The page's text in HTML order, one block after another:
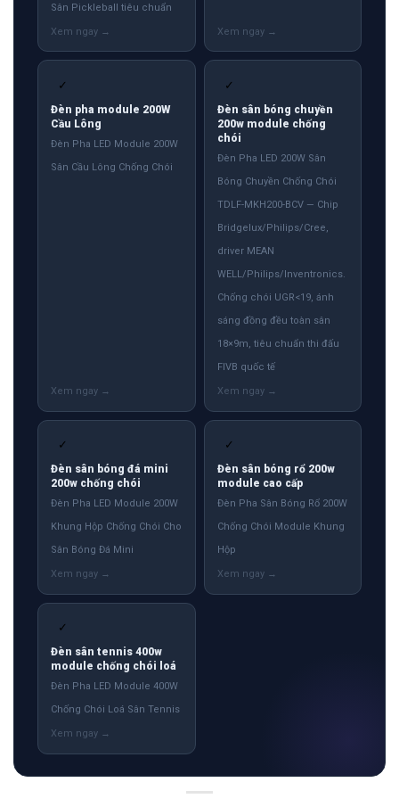
Sân Pickleball tiêu chuẩn
✓
Đèn pha module 200W
Cầu Lông
Đèn Pha LED Module 200W
Sân Cầu Lông Chống Chói
✓
Đèn sân bóng chuyền
200w module chống
chói
Đèn Pha LED 200W Sân
Bóng Chuyền Chống Chói
TDLF-MKH200-BCV — Chip
Bridgelux/Philips/Cree,
driver MEAN
WELL/Philips/Inventronics.
Chống chói UGR<19, ánh
sáng đồng đều toàn sân
18×9m, tiêu chuẩn thi đấu
FIVB quốc tế
✓
Đèn sân bóng đá mini
200w chống chói
Đèn Pha LED Module 200W
Khung Hộp Chống Chói Cho
Sân Bóng Đá Mini
✓
Đèn sân bóng rổ 200w
module cao cấp
Đèn Pha Sân Bóng Rổ 200W
Chống Chói Module Khung
Hộp
✓
Đèn sân tennis 400w
module chống chói loá
Đèn Pha LED Module 400W
Chống Chói Loá Sân Tennis